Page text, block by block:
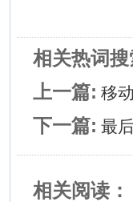
相关热词搜
上一篇: 移
下一篇: 最
相关阅读：